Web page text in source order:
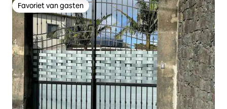
Favoriet van gasten
Favoriet van gasten